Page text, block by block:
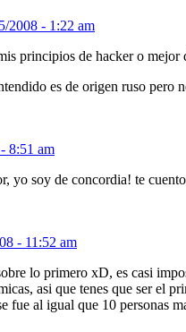
2008 - 1:22 am
principios de hacker o mejor
es de origen ruso pero
8:51 am
yo soy de concordia! te
- 11:52 am
lo primero xD, es casi
asi que tenes que ser el
fue al igual que 10 personas